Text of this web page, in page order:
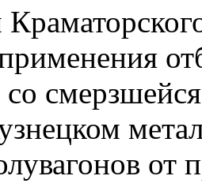
применения
от